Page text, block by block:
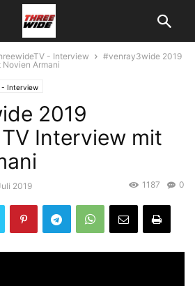
- Interview
#venray3wide 2019
Armani
- Interview
2019
Interview mit
2019 0
1187